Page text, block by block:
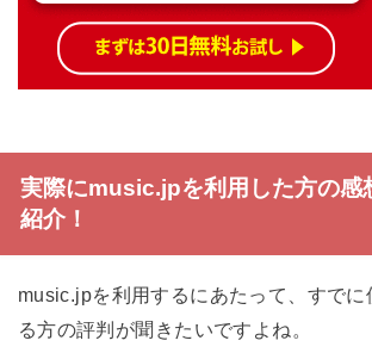
実際にmusic.jpを利用した方の感
紹介！
music.jpを利用するにあたって、すでに
る方の評判が聞きたいですよね。